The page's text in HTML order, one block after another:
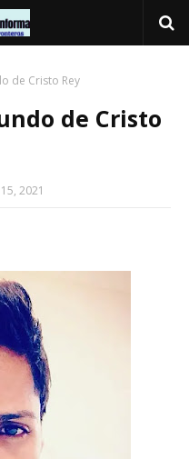
de Cristo Rey
de Cristo
2021